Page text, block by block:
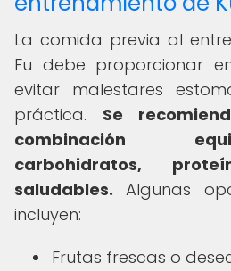
La comida previa al
Fu debe proporcionar
evitar malestares
práctica. Se
combinación
carbohidratos,
saludables. Algunas
incluyen:
Frutas frescas o